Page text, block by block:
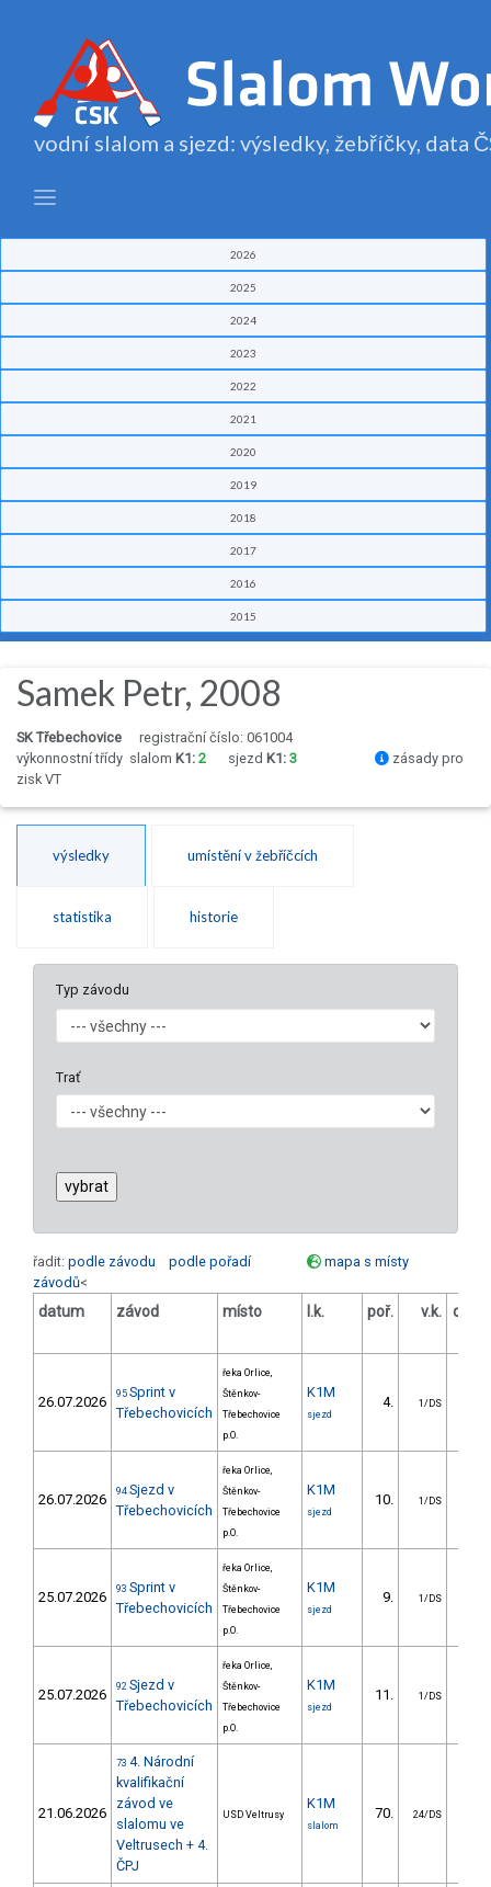
vodní slalom a sjezd: výsledky, žebříčky, data
2026
2025
2024
2023
2022
2021
2020
2019
2018
2017
2016
2015
Samek Petr, 2008
SK Třebechovice
registrační číslo: 061004
výkonnostní třídy slalom K1: 2 sjezd K1: 3
zásady pro
zisk VT
výsledky umístění v žebříčcích
statistika historie
Typ závodu
Trať
řadit: podle závodu podle pořadí
mapa s místy
závodů<
datum závod místo l.k. poř. v.k.
26.07.2026 95 Sprint v
Třebechovicích
řeka Orlice,
Štěnkov-
Třebechovice
p.O.
K1M
sjezd
4. 1/DS
26.07.2026 94 Sjezd v
Třebechovicích
řeka Orlice,
Štěnkov-
Třebechovice
p.O.
K1M
sjezd
10. 1/DS
25.07.2026 93 Sprint v
Třebechovicích
řeka Orlice,
Štěnkov-
Třebechovice
p.O.
K1M
sjezd
9. 1/DS
25.07.2026 92 Sjezd v
Třebechovicích
řeka Orlice,
Štěnkov-
Třebechovice
p.O.
K1M
sjezd
11. 1/DS
21.06.2026
73 4. Národní
kvalifikační
závod ve
slalomu ve
Veltrusech + 4.
ČPJ
USD Veltrusy
K1M
slalom
70. 24/DS